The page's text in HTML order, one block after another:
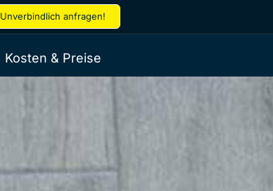
Unverbindlich anfragen!
Kosten & Preise